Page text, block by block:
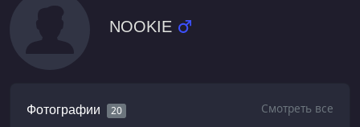
NOOKIE
Фотографии 20 Смотреть все